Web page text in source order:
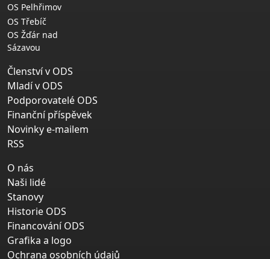
OS Pelhřimov
OS Třebíč
OS Žďár nad
Sázavou
Členství v ODS
Mladí v ODS
Podporovatelé ODS
Finanční příspěvek
Novinky e-mailem
RSS
O nás
Naši lidé
Stanovy
Historie ODS
Financování ODS
Grafika a logo
Ochrana osobních údajů